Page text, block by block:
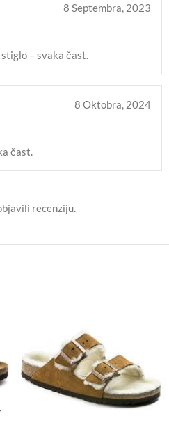
8 Septembra, 2023
– svaka čast.
8 Oktobra, 2024
čast.
recenziju.